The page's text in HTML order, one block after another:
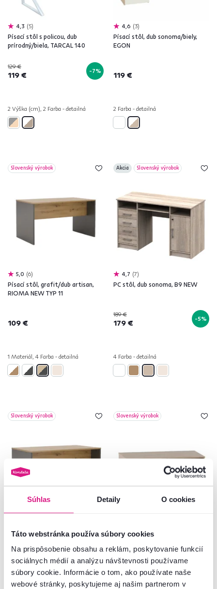
Súhlas Detaily O cookies
Táto webstránka používa súbory cookies
Na prispôsobenie obsahu a reklám, poskytovanie funkcií
sociálnych médií a analýzu návštevnosti používame
súbory cookie. Informácie o tom, ako používate naše
webové stránky, poskytujeme aj našim partnerom v
4,3 5
Písací stôl s policou, dub
prírodný/biela, TARCAL 140
129 €
119 € -7%
2 Výška (cm), 2 Farba - detailná
4,6 3
Písací stôl, dub sonoma/biely,
EGON
119 €
2 Farba - detailná
Slovenský výrobok
5,0 6
Písací stôl, grafit/dub artisan,
RIOMA NEW TYP 11
109 €
1 Materiál, 4 Farba - detailná
Akcia Slovenský výrobok
4,7 7
PC stôl, dub sonoma, B9 NEW
189 €
179 € -5%
4 Farba - detailná
Slovenský výrobok
Písací stôl, grafit/dub artisan,
119 €
Slovenský výrobok
Písací stôl, dub sonoma, TEMPO
75 €